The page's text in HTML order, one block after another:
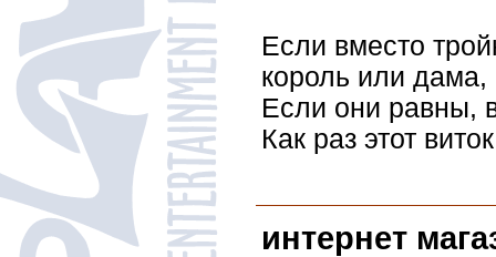
Если вместо
король или дама,
Если они равны,
Как раз этот
интернет